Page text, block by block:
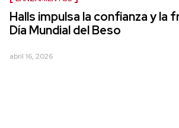
Halls impulsa la confianza y la
Día Mundial del Beso
abril 16, 2026